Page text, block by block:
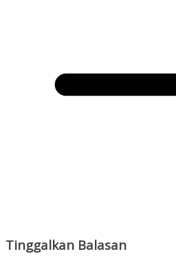
Tinggalkan Balasan